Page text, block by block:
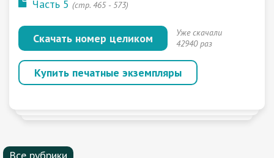
Часть 5 (cтр. 465 - 573)
Скачать номер целиком
Уже скачали
42940 раз
Купить печатные экземпляры